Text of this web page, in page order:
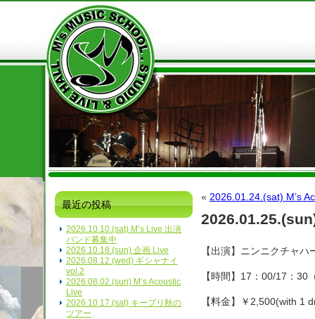
最近の投稿
2026.10.10.(sat) M’s Live 出演
バンド募集中
2026.10.18.(sun) 企画 Live
2026.08.12.(wed) ギシャナイ
vol.2
2026.08.02.(sun) M’s Acoustic
Live
2026.10.17.(sat) キープリ秋の
ツアー
« 2026.01.24.(sat) M’s
【出演】ニンニクチャ
【時間】17：00/17：30
【料金】￥2,500(with 1